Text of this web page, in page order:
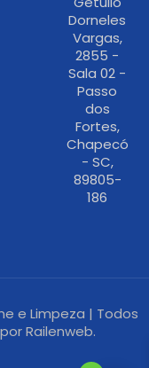
Dorneles
Vargas,
2855 -
Sala 02 -
Passo
dos
Fortes,
Chapecó
- SC,
89805-
186
e Limpeza | Todos
Railenweb.